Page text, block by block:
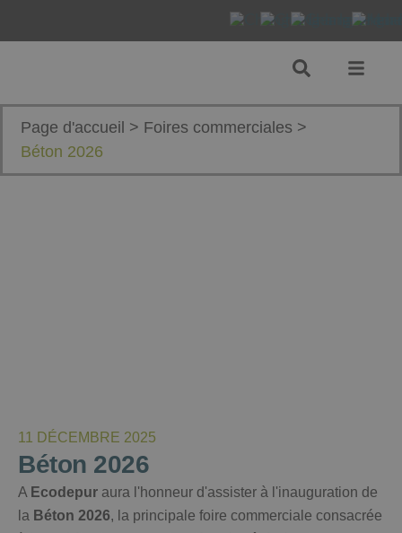
Page d'accueil > Foires commerciales >
Béton 2026
11 DÉCEMBRE 2025
Béton 2026
A Ecodepur aura l'honneur d'assister à l'inauguration de
la Béton 2026, la principale foire commerciale consacrée